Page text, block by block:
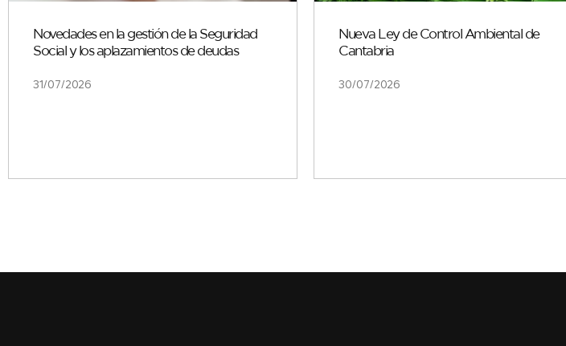
Novedades en la gestión de la Seguridad
Social y los aplazamientos de deudas
31/07/2026
Nueva Ley de Control Ambiental de
Cantabria
30/07/2026